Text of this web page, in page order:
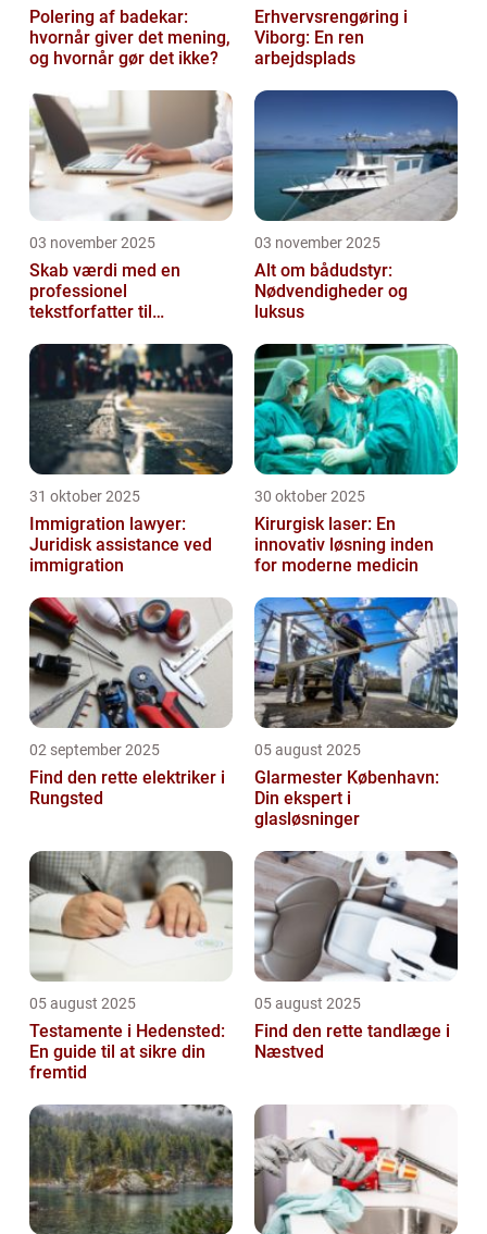
Polering af badekar:
hvornår giver det mening,
og hvornår gør det ikke?
Erhvervsrengøring i
Viborg: En ren
arbejdsplads
03 november 2025
Skab værdi med en
professionel
tekstforfatter til
03 november 2025
Alt om bådudstyr:
Nødvendigheder og
luksus
31 oktober 2025
Immigration lawyer:
Juridisk assistance ved
immigration
30 oktober 2025
Kirurgisk laser: En
innovativ løsning inden
for moderne medicin
02 september 2025
Find den rette elektriker i
Rungsted
05 august 2025
Glarmester København:
Din ekspert i
glasløsninger
05 august 2025
Testamente i Hedensted:
En guide til at sikre din
fremtid
05 august 2025
Find den rette tandlæge i
Næstved